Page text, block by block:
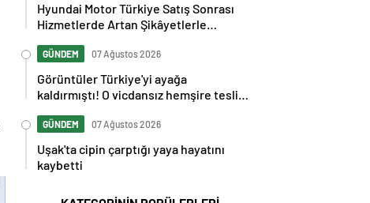
Hyundai Motor Türkiye Satış Sonrası
Hizmetlerde Artan Şikâyetlerle
GÜNDEM 07 Ağustos 2026
Görüntüler Türkiye'yi ayağa
kaldırmıştı! O vicdansız hemşire teslim
GÜNDEM 07 Ağustos 2026
Uşak'ta cipin çarptığı yaya hayatını
kaybetti